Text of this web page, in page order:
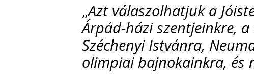
„Azt válaszolhatjuk a
Árpád-házi szentjeinkre,
Széchenyi Istvánra,
olimpiai bajnokainkra, és